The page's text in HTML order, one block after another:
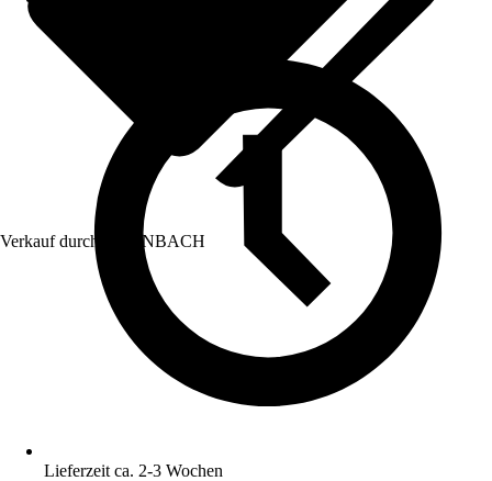
Verkauf durch: HORNBACH
Lieferzeit ca. 2-3 Wochen